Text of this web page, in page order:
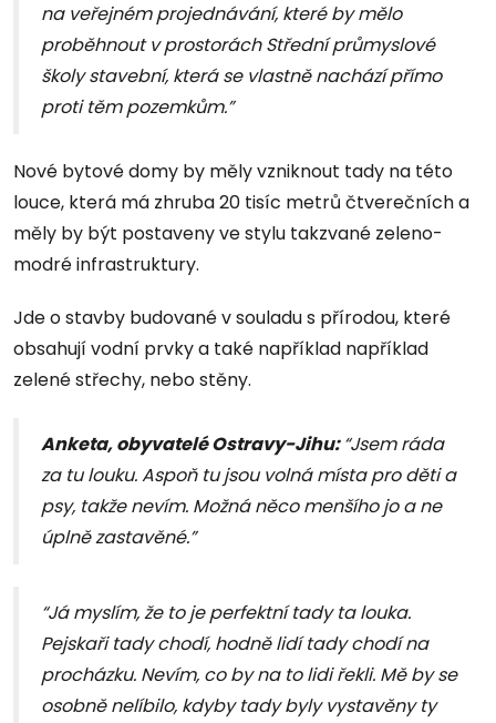
na veřejném projednávání, které by mělo
proběhnout v prostorách Střední průmyslové
školy stavební, která se vlastně nachází přímo
proti těm pozemkům.”
Nové bytové domy by měly vzniknout tady na této
louce, která má zhruba 20 tisíc metrů čtverečních a
měly by být postaveny ve stylu takzvané zeleno-
modré infrastruktury.
Jde o stavby budované v souladu s přírodou, které
obsahují vodní prvky a také například například
zelené střechy, nebo stěny.
Anketa, obyvatelé Ostravy-Jihu:“Jsem ráda
za tu louku. Aspoň tu jsou volná místa pro děti a
psy, takže nevím. Možná něco menšího jo a ne
úplně zastavěné.”
“Já myslím, že to je perfektní tady ta louka.
Pejskaři tady chodí, hodně lidí tady chodí na
procházku. Nevím, co by na to lidi řekli. Mě by se
osobně nelíbilo, kdyby tady byly vystavěny ty